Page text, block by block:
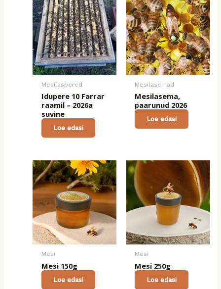
Mesilaspered
Idupere 10 Farrar
raamil – 2026a
suvine
Loe edasi
Mesilasemad
Mesilasema,
paarunud 2026
Loe edasi
Mesi
Mesi 150g
Loe edasi
Mesi
Mesi 250g
Loe edasi